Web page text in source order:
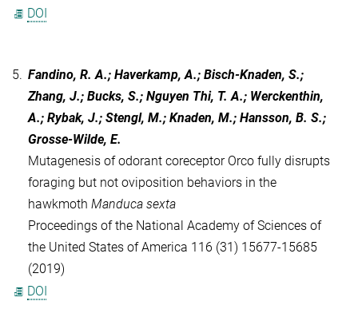
DOI
5. Fandino, R. A.; Haverkamp, A.; Bisch-Knaden, S.;
Zhang, J.; Bucks, S.; Nguyen Thi, T. A.; Werckenthin,
A.; Rybak, J.; Stengl, M.; Knaden, M.; Hansson, B. S.;
Grosse-Wilde, E.
Mutagenesis of odorant coreceptor Orco fully disrupts
foraging but not oviposition behaviors in the
hawkmoth Manduca sexta
Proceedings of the National Academy of Sciences of
the United States of America 116 (31) 15677-15685
(2019)
DOI